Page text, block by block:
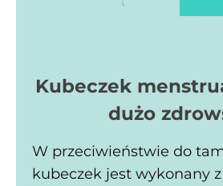
Kubeczek
dużo
W przeciwieństwie do
kubeczek jest wykonany